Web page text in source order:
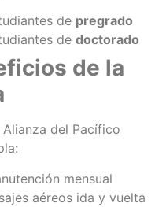
de pregrado
de doctorado
de la
Alianza del Pacífico
mensual
aéreos ida y vuelta